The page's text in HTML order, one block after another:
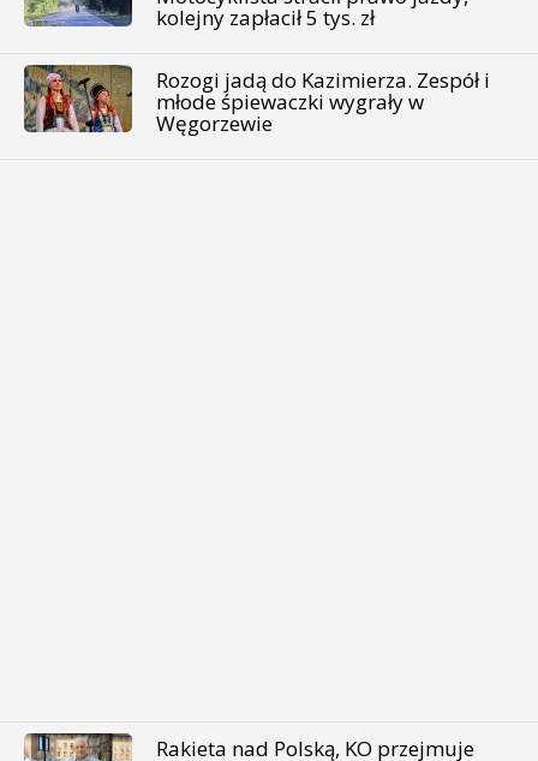
kolejny zapłacił 5 tys. zł
Rozogi jadą do Kazimierza. Zespół i
młode śpiewaczki wygrały w
Węgorzewie
Rakieta nad Polską, KO przejmuje